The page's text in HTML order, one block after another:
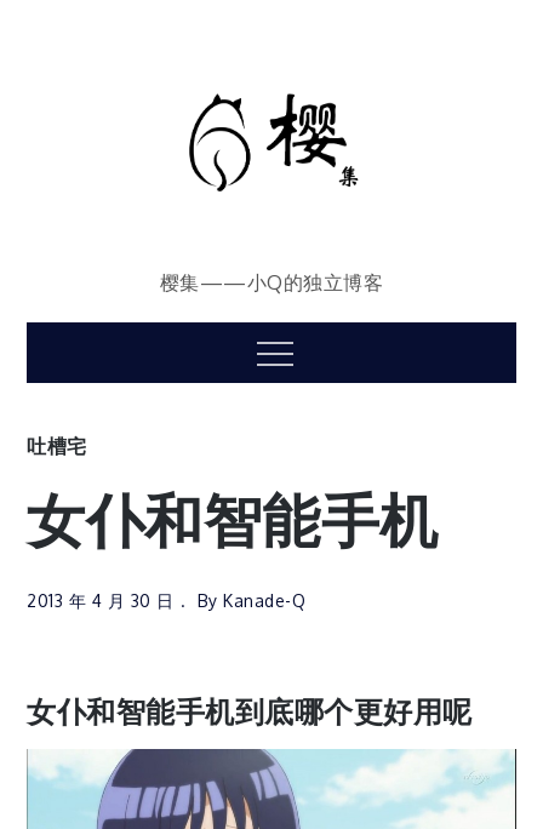
樱集——小Q的独立博客
Menu
吐槽宅
女仆和智能手机
2013 年 4 月 30 日 ByKanade-Q
女仆和智能手机到底哪个更好用呢